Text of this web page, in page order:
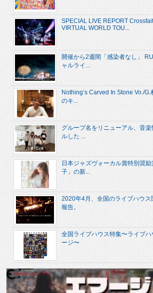
SPECIAL LIVE REPORT
VIRTUAL WORLD TOU...
開催から2週間「感染者なし」
ャルライ...
Nothing’s Carved In Stone Vo./
のキ...
グループ名をリニューアル、音
ルした ...
日本ジャズヴォーカル賞特別奨
子」の新...
2020年4月、全国のライブハウ
報告。
全国ライブハウス特集〜ライブ
ージ〜